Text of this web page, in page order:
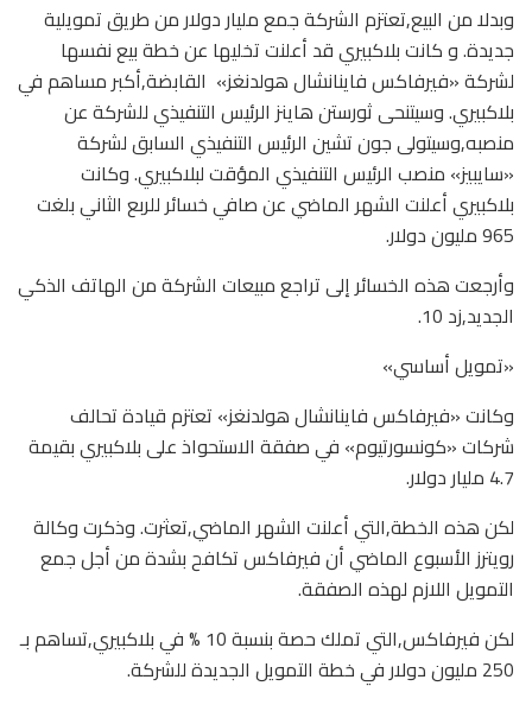
وبدلا من البيع,تعتزم الشركة جمع مليار دولار من طريق تمويلية
جديدة. و كانت بلاكبيري قد أعلنت تخليها عن خطة بيع نفسها
لشركة «فيرفاكس فاينانشال هولدنغز» القابضة,أكبر مساهم في
بلاكبيري. وسيتنحى ثورستن هاينز الرئيس التنفيذي للشركة عن
منصبه,وسيتولى جون تشين الرئيس التنفيذي السابق لشركة
«سايبيز» منصب الرئيس التنفيذي المؤقت لبلاكبيري. وكانت
بلاكبيري أعلنت الشهر الماضي عن صافي خسائر للربع الثاني بلغت
965 مليون دولار.
وأرجعت هذه الخسائر إلى تراجع مبيعات الشركة من الهاتف الذكي
الجديد,زد 10.
«تمويل أساسي»
وكانت «فيرفاكس فاينانشال هولدنغز» تعتزم قيادة تحالف
شركات «كونسورتيوم» في صفقة الاستحواذ على بلاكبيري بقيمة
4.7 مليار دولار.
لكن هذه الخطة,التي أعلنت الشهر الماضي,تعثرت. وذكرت وكالة
رويترز الأسبوع الماضي أن فيرفاكس تكافح بشدة من أجل جمع
التمويل اللازم لهذه الصفقة.
لكن فيرفاكس,التي تملك حصة بنسبة 10 % في بلاكبيري,تساهم بـ
250 مليون دولار في خطة التمويل الجديدة للشركة.